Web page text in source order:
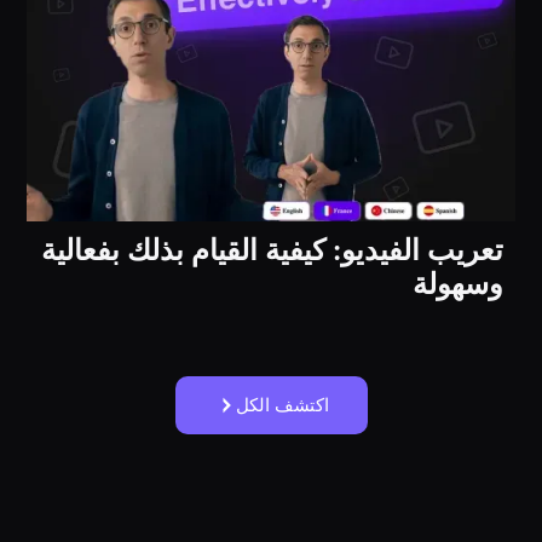
تعريب الفيديو: كيفية القيام بذلك بفعالية
وسهولة
اكتشف الكل